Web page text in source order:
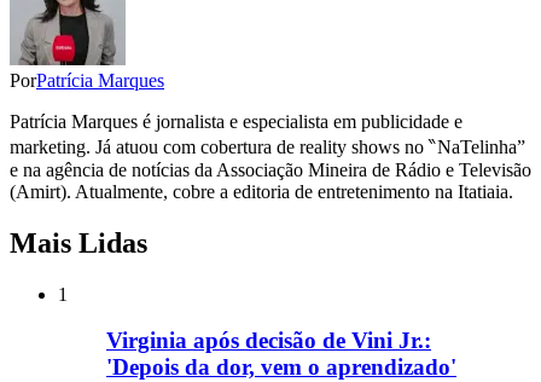
PorPatrícia Marques
Patrícia Marques é jornalista e especialista em publicidade e
marketing. Já atuou com cobertura de reality shows no ‶NaTelinha”
e na agência de notícias da Associação Mineira de Rádio e Televisão
(Amirt). Atualmente, cobre a editoria de entretenimento na Itatiaia.
Mais Lidas
1
Virginia após decisão de Vini Jr.:
'Depois da dor, vem o aprendizado'